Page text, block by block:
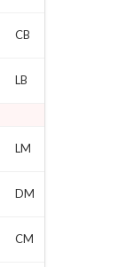
CB
LB
LM
DM
CM